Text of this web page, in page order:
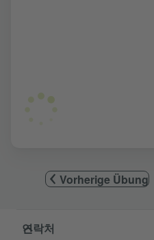
Vorherige Übung
Service- und
연락처